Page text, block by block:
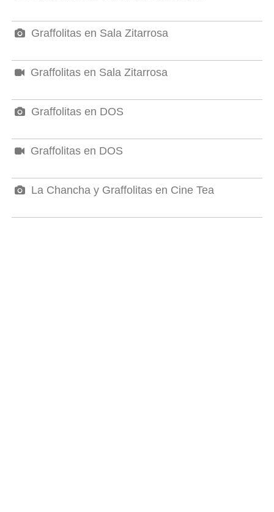
Graffolitas en Sala Zitarrosa
Graffolitas en Sala Zitarrosa
Graffolitas en DOS
Graffolitas en DOS
La Chancha y Graffolitas en Cine Tea